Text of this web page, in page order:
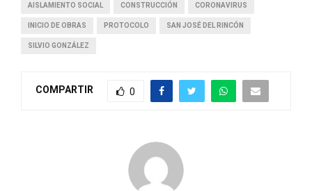
AISLAMIENTO SOCIAL CONSTRUCCIÓN CORONAVIRUS
INICIO DE OBRAS PROTOCOLO SAN JOSÉ DEL RINCÓN
SILVIO GONZÁLEZ
COMPARTIR 0